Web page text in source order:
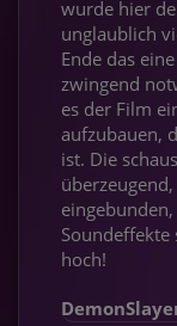
wurde hier
unglaublich
Ende das
zwingend
es der Film
aufzubauen,
ist. Die
hoch!